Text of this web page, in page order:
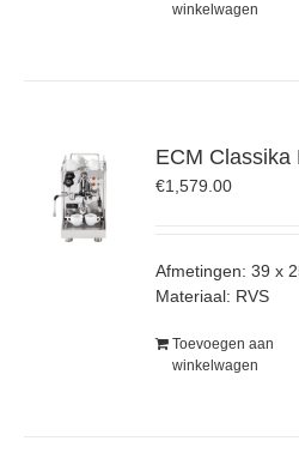
winkelwagen
ECM Classika
€1,579.00
Afmetingen: 39 x
Materiaal: RVS
Toevoegen aan
winkelwagen